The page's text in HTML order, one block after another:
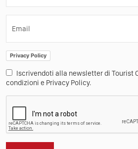
Email
Privacy Policy
Iscrivendoti alla newsletter di Tourist
condizioni e Privacy Policy.